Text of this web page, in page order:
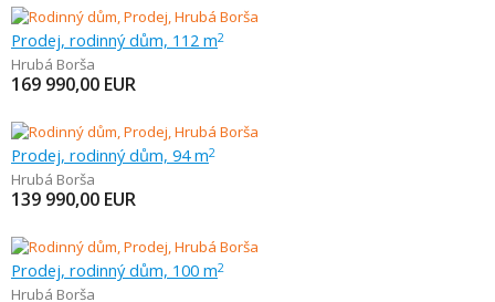
Prodej, rodinný dům, 112 m2
Hrubá Borša
169 990,00 EUR
Prodej, rodinný dům, 94 m2
Hrubá Borša
139 990,00 EUR
Prodej, rodinný dům, 100 m2
Hrubá Borša